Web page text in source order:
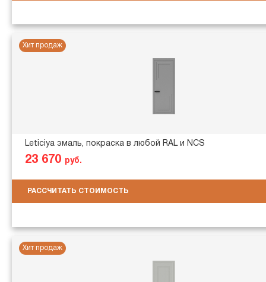
Хит продаж
Leticiya эмаль, покраска в любой RAL и NCS
23 670 руб.
РАССЧИТАТЬ СТОИМОСТЬ
Хит продаж